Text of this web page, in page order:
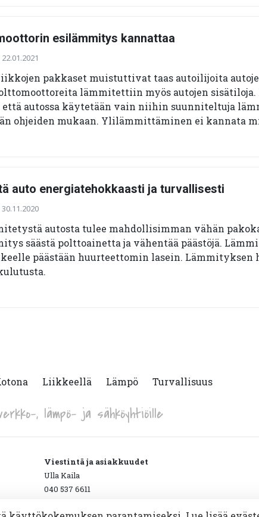
esilämmitys kannattaa
pakkaset muistuttivat taas autoilijoita
lämmitettiin myös autojen
että autossa käytetään vain niihin suunniteltuja
ohjeiden mukaan. Ylilämmittäminen ei kannata
auto energiatehokkaasti ja turvallisesti
autosta tulee mahdollisimman vähän
säästä polttoainetta ja vähentää päästöjä.
päästään huurteettomin lasein. Lämmityksen
Liikkeellä Lämpö Turvallisuus
, lämpö- ja sähköyhtiöille
Viestintä ja asiakkuudet
Ulla Kaila
040 537 6611